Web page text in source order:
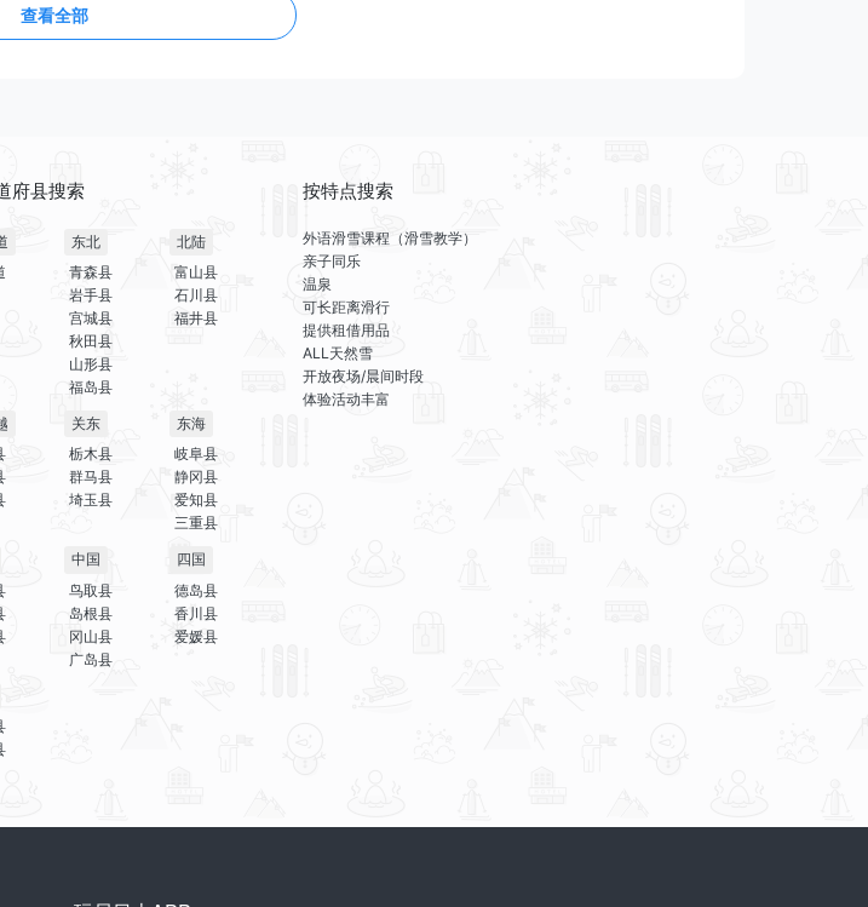
查看全部
府县搜索
东北
青森县
岩手县
宫城县
秋田县
山形县
福岛县
北陆
富山县
石川县
福井县
关东
栃木县
群马县
埼玉县
东海
岐阜县
静冈县
爱知县
三重县
中国
鸟取县
岛根县
冈山县
广岛县
四国
德岛县
香川县
爱媛县
按特点搜索
外语滑雪课程（滑雪教学）
亲子同乐
温泉
可长距离滑行
提供租借用品
ALL天然雪
开放夜场/晨间时段
体验活动丰富